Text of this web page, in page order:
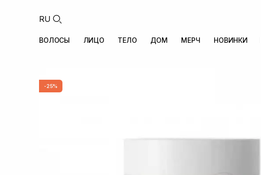
RU
ВОЛОСЫ ЛИЦО ТЕЛО ДОМ МЕРЧ НОВИНКИ
-25%